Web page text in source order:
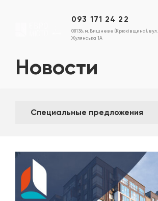
093 171 24 22
08136, м. Вишневе (Крюківщина), вул.
Жулянська 1А
Новости
Специальные предложения